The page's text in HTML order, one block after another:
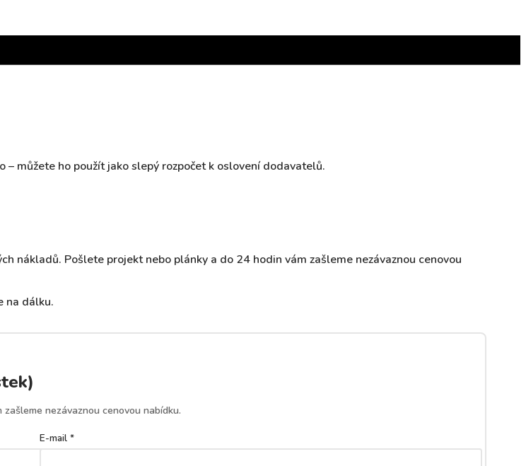
můžete ho použít jako slepý rozpočet k oslovení dodavatelů.
nákladů. Pošlete projekt nebo plánky a do 24 hodin vám zašleme nezávaznou cenovou
na dálku.
nezávaznou cenovou nabídku.
E-mail *